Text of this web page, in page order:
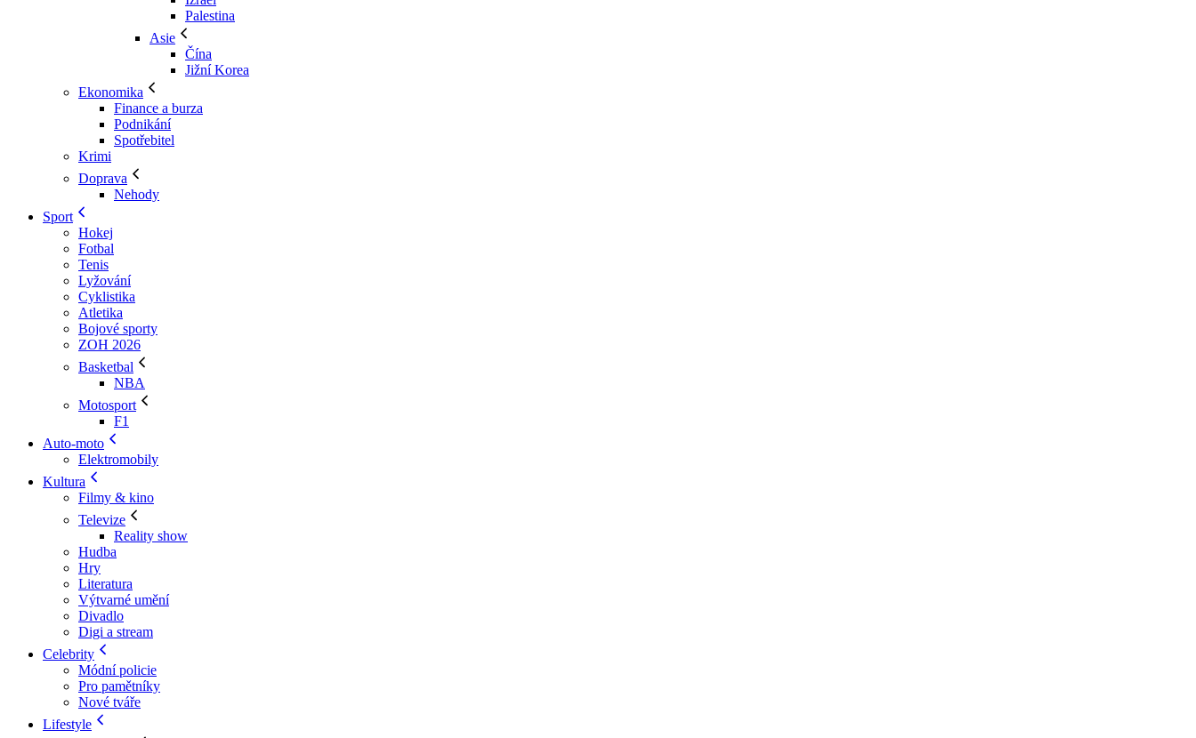
Palestina
Asie
Čína
Jižní Korea
Ekonomika
Finance a burza
Podnikání
Spotřebitel
Krimi
Doprava
Nehody
Sport
Hokej
Fotbal
Tenis
Lyžování
Cyklistika
Atletika
Bojové sporty
ZOH 2026
Basketbal
NBA
Motosport
F1
Auto-moto
Elektromobily
Kultura
Filmy & kino
Televize
Reality show
Hudba
Hry
Literatura
Výtvarné umění
Divadlo
Digi a stream
Celebrity
Módní policie
Pro pamětníky
Nové tváře
Lifestyle